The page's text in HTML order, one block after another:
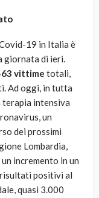
19 in Italia è
giornata di ieri.
vittime totali,
Ad oggi, in tutta
intensiva
un
dei prossimi
Lombardia,
incremento in un
positivi al
quasi 3.000